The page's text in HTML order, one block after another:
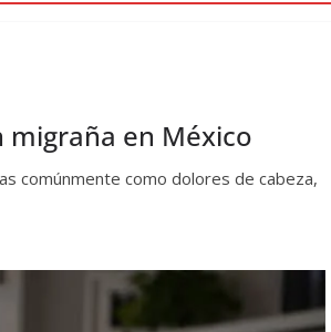
migraña en México
comúnmente como dolores de cabeza,